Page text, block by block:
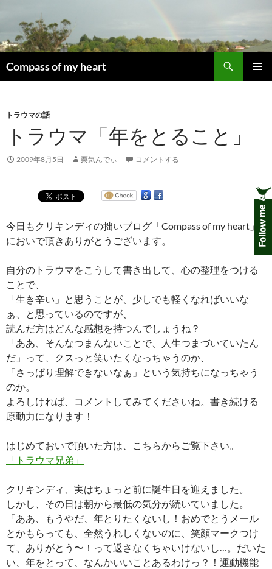
ン
ツ
へ
Compass of my heart
索
トラウマの話
トラウマ「年をとること」
2009年8月5日 栗気んでぃ コメントする
今日もクリキンディの拙いブログ「Compass of my heart」
においで頂きありがとうございます。
自分のトラウマをこうして書き出して、心の整理をつける
ことで、
「生き辛い」と思うことが、少しでも軽くなればいいな
ぁ、と思っているのですが、
読んだ方はどんな感想を持つんでしょうね？
「ああ、そんなつまんないことで、人生つまづいていたん
だ」って、クスっと笑いたくなっちゃうのか、
「さっぱり理解できないなぁ」という気持ちになっちゃう
のか。
よろしければ、コメントしてみてくださいね。書き続ける
原動力になります！
はじめておいで頂いた方は、こちらからご覧下さい。
「トラウマ兄弟」
クリキンディ、実はちょっと前に誕生日を迎えました。
しかし、その日は朝から最低の気分が続いていました。
「ああ、もうやだ、年とりたくないし！おめでとうメール
とかもらっても、全然うれしくないのに、笑顔マークつけ
て、ありがとう〜！って返さなくちゃいけないし…。だいた
い、年をとって、なんかいいことあるわけっ？！運動機能